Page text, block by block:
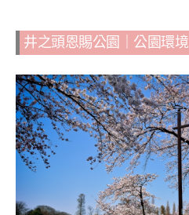
井之頭恩賜公園｜公園環境